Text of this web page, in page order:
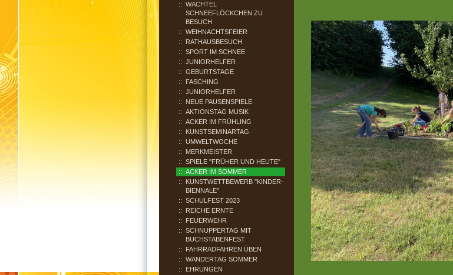
WACHTEL
SCHNEEFLÖCKCHEN ZU
BESUCH
WEIHNACHTSFEIER
RATHAUSBESUCH
SPORT IM SCHNEE
JUNIORHELFER
GEBURTSTAGE
FASCHING
JUNIORHELFER
NEUE PAUSENSPIELE
AKTIONSTAG MUSIK
ACKER IM FRÜHLING
KUNSTSEMINARTAG
UMWELTWOCHE
MERKMEISTER
SPIELE "FRÜHER UND HEUTE"
ACKER IM SOMMER
KUNSTWETTBEWERB "KINDER-
BIENNALE"
SCHULFEST 2023
REICHE ERNTE
FEUERWEHR
SCHNUPPERTAG MIT
BUCHSTABENFEST
FAHRRADFAHREN ÜBEN
WANDERTAG SOMMER
EHRUNGEN